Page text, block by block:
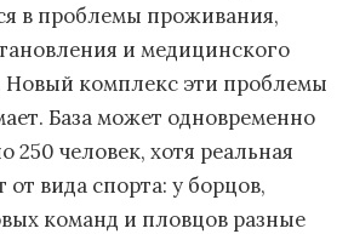
в проблемы проживания,
и медицинского
Новый комплекс эти проблемы
База может одновременно
250 человек, хотя реальная
от вида спорта: у борцов,
команд и пловцов разные